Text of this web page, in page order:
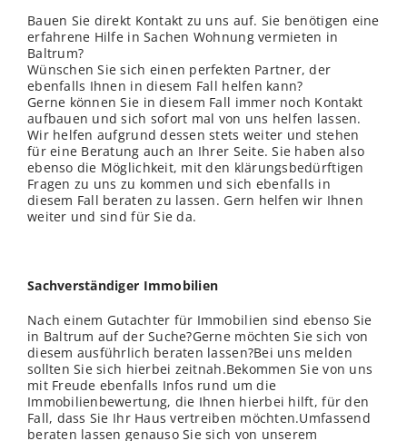
Bauen Sie direkt Kontakt zu uns auf. Sie benötigen eine
erfahrene Hilfe in Sachen Wohnung vermieten in
Baltrum?
Wünschen Sie sich einen perfekten Partner, der
ebenfalls Ihnen in diesem Fall helfen kann?
Gerne können Sie in diesem Fall immer noch Kontakt
aufbauen und sich sofort mal von uns helfen lassen.
Wir helfen aufgrund dessen stets weiter und stehen
für eine Beratung auch an Ihrer Seite. Sie haben also
ebenso die Möglichkeit, mit den klärungsbedürftigen
Fragen zu uns zu kommen und sich ebenfalls in
diesem Fall beraten zu lassen. Gern helfen wir Ihnen
weiter und sind für Sie da.
Sachverständiger Immobilien
Nach einem Gutachter für Immobilien sind ebenso Sie
in Baltrum auf der Suche?Gerne möchten Sie sich von
diesem ausführlich beraten lassen?Bei uns melden
sollten Sie sich hierbei zeitnah.Bekommen Sie von uns
mit Freude ebenfalls Infos rund um die
Immobilienbewertung, die Ihnen hierbei hilft, für den
Fall, dass Sie Ihr Haus vertreiben möchten.Umfassend
beraten lassen genauso Sie sich von unserem